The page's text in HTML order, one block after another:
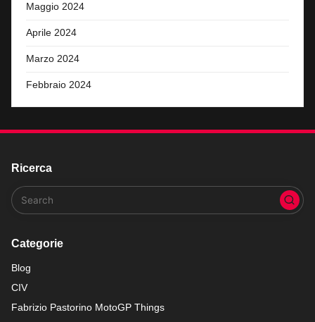
Maggio 2024
Aprile 2024
Marzo 2024
Febbraio 2024
Ricerca
Categorie
Blog
CIV
Fabrizio Pastorino MotoGP Things